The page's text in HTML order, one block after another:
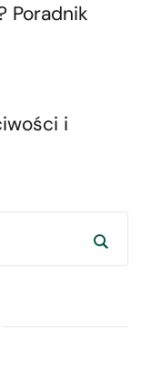
Poradnik
i